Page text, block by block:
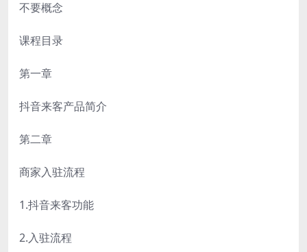
不要概念
课程目录
第一章
抖音来客产品简介
第二章
商家入驻流程
1.抖音来客功能
2.入驻流程